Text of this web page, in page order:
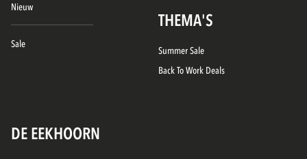
Nieuw
Sale
THEMA'S
Summer Sale
Back To Work Deals
DE EEKHOORN